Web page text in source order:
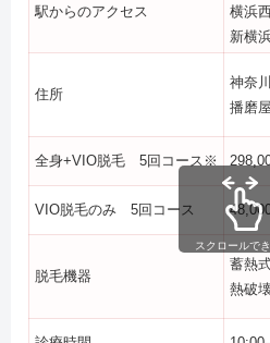
駅からのアクセス
横浜
新横
住所
神奈
播磨
全身+VIO脱毛 5回コース※
VIO脱毛のみ 5回コース
脱毛機器
蓄熱
熱破
スクロールで